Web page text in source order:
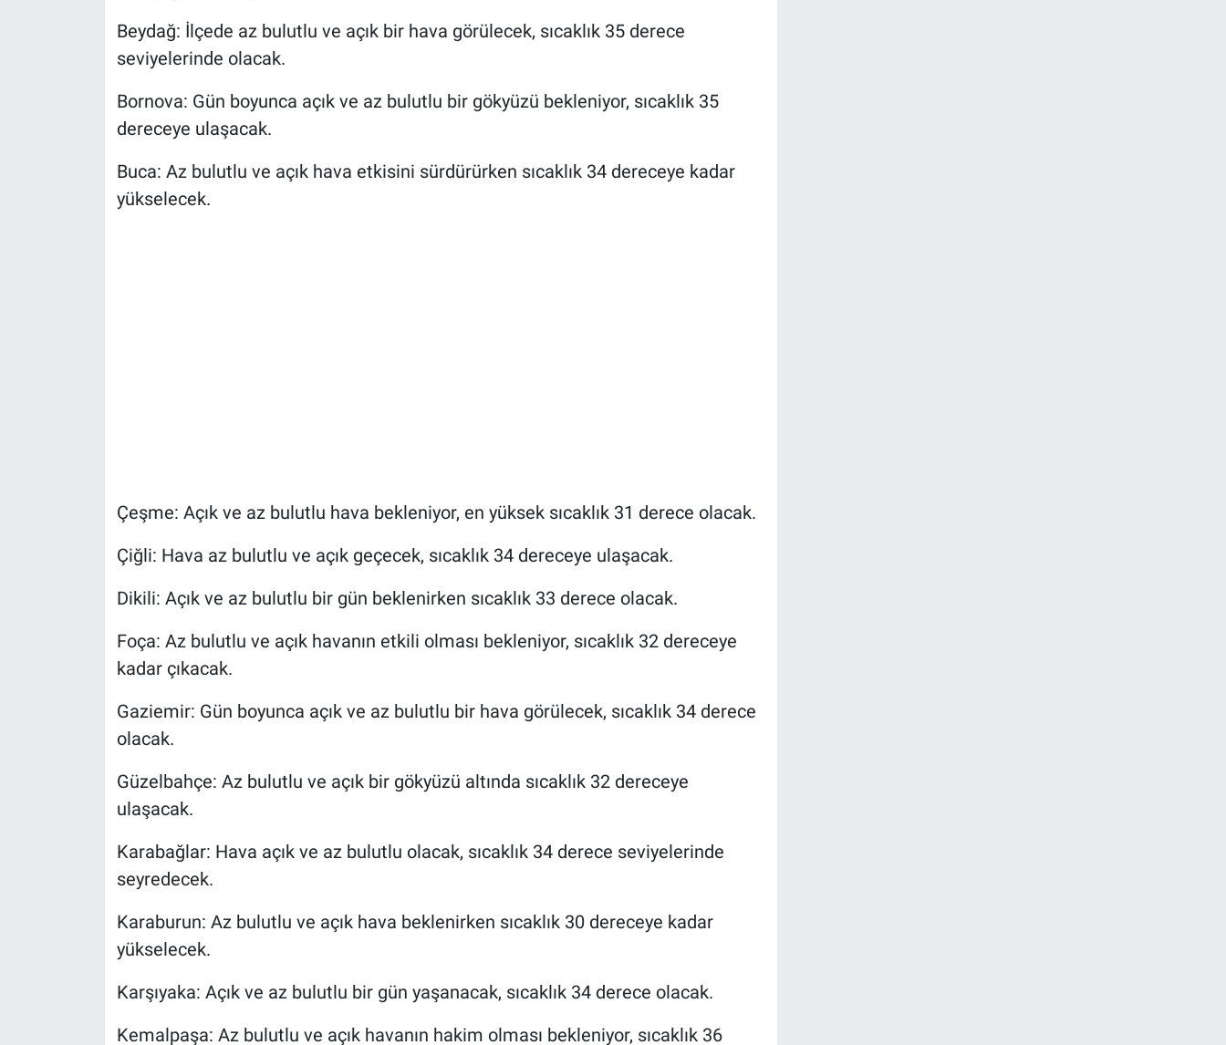
Beydağ: İlçede az bulutlu ve açık bir hava görülecek, sıcaklık 35 derece
seviyelerinde olacak.
Bornova: Gün boyunca açık ve az bulutlu bir gökyüzü bekleniyor, sıcaklık 35
dereceye ulaşacak.
Buca: Az bulutlu ve açık hava etkisini sürdürürken sıcaklık 34 dereceye kadar
yükselecek.
Çeşme: Açık ve az bulutlu hava bekleniyor, en yüksek sıcaklık 31 derece olacak.
Çiğli: Hava az bulutlu ve açık geçecek, sıcaklık 34 dereceye ulaşacak.
Dikili: Açık ve az bulutlu bir gün beklenirken sıcaklık 33 derece olacak.
Foça: Az bulutlu ve açık havanın etkili olması bekleniyor, sıcaklık 32 dereceye
kadar çıkacak.
Gaziemir: Gün boyunca açık ve az bulutlu bir hava görülecek, sıcaklık 34 derece
olacak.
Güzelbahçe: Az bulutlu ve açık bir gökyüzü altında sıcaklık 32 dereceye
ulaşacak.
Karabağlar: Hava açık ve az bulutlu olacak, sıcaklık 34 derece seviyelerinde
seyredecek.
Karaburun: Az bulutlu ve açık hava beklenirken sıcaklık 30 dereceye kadar
yükselecek.
Karşıyaka: Açık ve az bulutlu bir gün yaşanacak, sıcaklık 34 derece olacak.
Kemalpaşa: Az bulutlu ve açık havanın hakim olması bekleniyor, sıcaklık 36